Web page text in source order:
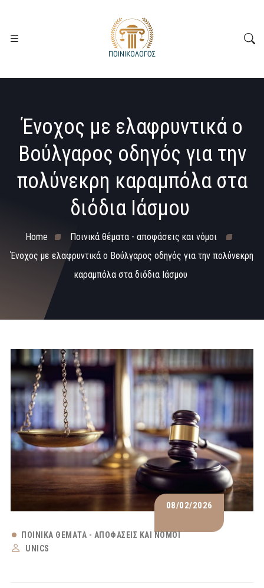
Ένοχος με ελαφρυντικά ο
Βούλγαρος οδηγός για την
πολύνεκρη καραμπόλα στα
διόδια Ιάσμου
Home
Ποινικά θέματα - αποφάσεις και νόμοι
Ένοχος με ελαφρυντικά ο Βούλγαρος οδηγός για την πολύνεκρη
καραμπόλα στα διόδια Ιάσμου
08/02/2026
ΠΟΙΝΙΚΆ ΘΈΜΑΤΑ - ΑΠΟΦΆΣΕΙΣ ΚΑΙ ΝΌΜΟΙ
UNICS